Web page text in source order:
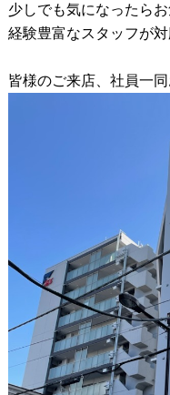
少しでも気になったら
経験豊富なスタッフが
皆様のご来店、社員一